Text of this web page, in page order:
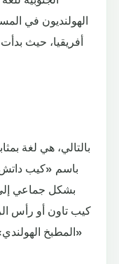
الهولنديون في
أفريقيا، حيث
بالتالي، هي لغة
باسم «كيب
بشكل جماعي
كيب تاون أو رأس
«المطبخ